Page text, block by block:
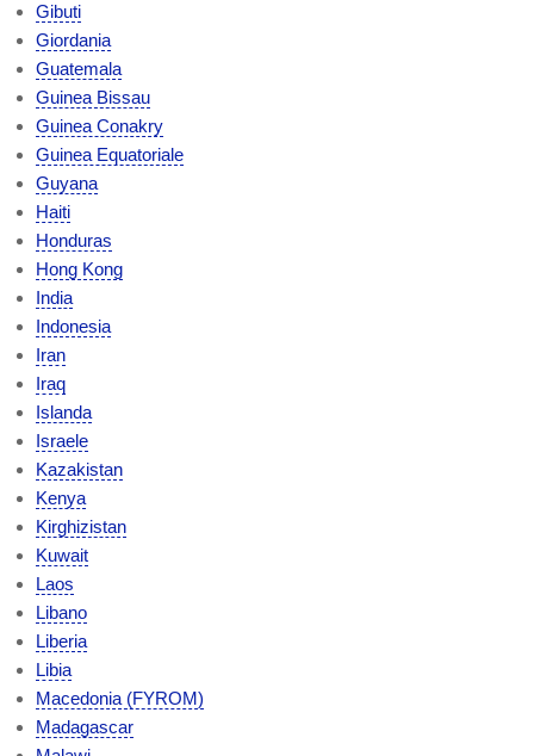
Gibuti
Giordania
Guatemala
Guinea Bissau
Guinea Conakry
Guinea Equatoriale
Guyana
Haiti
Honduras
Hong Kong
India
Indonesia
Iran
Iraq
Islanda
Israele
Kazakistan
Kenya
Kirghizistan
Kuwait
Laos
Libano
Liberia
Libia
Macedonia (FYROM)
Madagascar